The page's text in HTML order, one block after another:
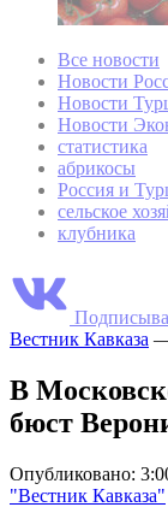
Все новости
Новости
Новости
Новости
статистика
абрикосы
Россия и
сельское
клубника
Вестник Кавказа
В
бюст
Опубликовано:
"Вестник Кавказа"